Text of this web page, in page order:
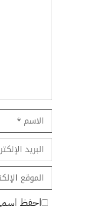
الاسم
البريد
الإلكتروني
الموقع
الإلكتروني
احفظ